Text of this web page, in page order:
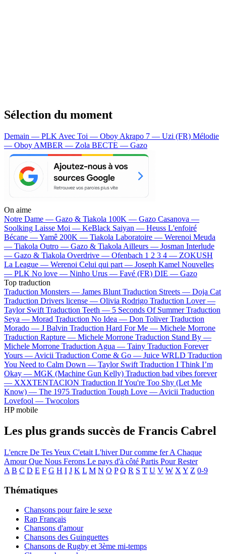
Sélection du moment
Demain — PLK Avec Toi — Oboy Akrapo 7 — Uzi (FR) Mélodie
— Oboy AMBER — Zola BECTE — Gazo
On aime
Notre Dame — Gazo & Tiakola 100K — Gazo Casanova —
Soolking Laisse Moi — KeBlack Saiyan — Heuss L'enfoiré
Bécane —Yamê 200K — Tiakola Laboratoire — Werenoi Meuda
— Tiakola Outro — Gazo & Tiakola Ailleurs — Josman Interlude
— Gazo & Tiakola Overdrive — Ofenbach 1 2 3 4 — ZOKUSH
La League — Werenoi Celui qui part — Joseph Kamel Nouvelles
— PLK No love — Ninho Urus — Favé (FR) DIE — Gazo
Top traduction
Traduction Monsters — James Blunt Traduction Streets — Doja Cat
Traduction Drivers license — Olivia Rodrigo Traduction Lover —
Taylor Swift Traduction Teeth — 5 Seconds Of Summer Traduction
Seya — Morad Traduction No Idea — Don Toliver Traduction
Morado — J Balvin Traduction Hard For Me — Michele Morrone
Traduction Rapture — Michele Morrone Traduction Stand By —
Michele Morrone Traduction Agua — Tainy Traduction Forever
Yours — Avicii Traduction Come & Go — Juice WRLD Traduction
You Need to Calm Down — Taylor Swift Traduction I Think I’m
Okay — MGK (Machine Gun Kelly) Traduction bad vibes forever
— XXXTENTACION Traduction If You're Too Shy (Let Me
Know) — The 1975 Traduction Tough Love — Avicii Traduction
Lovefool — Twocolors
HP mobile
Les plus grands succès de Francis Cabrel
L'encre De Tes Yeux C'etait L'hiverDur comme ferA Chaque
Amour Que Nous Ferons Le pays d'à côté Partis Pour Rester
A B C D E F G H I J K L M N O P Q R S T U V W X Y Z 0-9
Thématiques
Chansons pour faire le sexe
Rap Français
Chansons d'amour
Chansons des Guinguettes
Chansons de Rugby et 3ème mi-temps